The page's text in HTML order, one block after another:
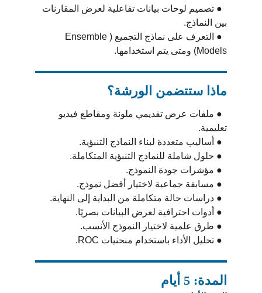
  ● تصميم لوحات بيانات تفاعلية لعرض المقارنات
بين النماذج.
  ● التعرف على نماذج التجميع (Ensemble
Models) ومتى يتم استخدامها.
المدة: 5 أيام
  ● ملفات عرض تقديمي ملونة ومقاطع فيديو
تعليمية.
ماذا ستتضمن الورشة؟